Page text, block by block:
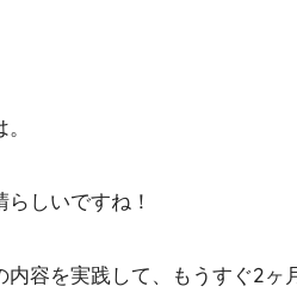
しいですね！
内容を実践して、もうすぐ2ヶ